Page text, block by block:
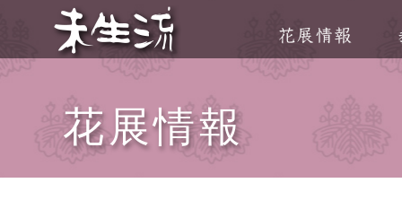
花展情報